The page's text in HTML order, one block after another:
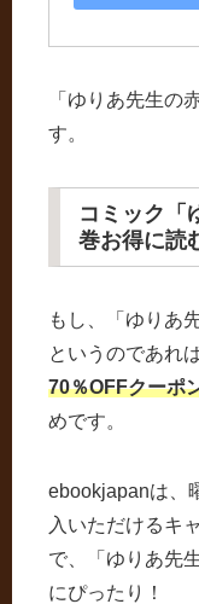
「ゆりあ先生の
す。
コミック「
巻お得に読
もし、「ゆりあ
というのであれば
70％OFFクーポ
めです。
ebookjapanは、
入いただけるキ
で、「ゆりあ先
にぴったり！